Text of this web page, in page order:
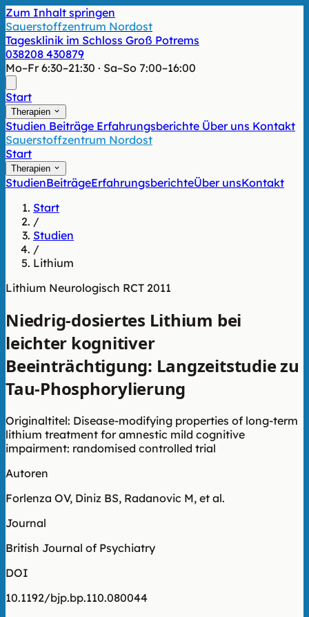
Zum Inhalt springen
Sauerstoffzentrum Nordost
Tagesklinik im Schloss Groß Potrems
038208 430879
Mo–Fr 6:30–21:30 · Sa–So 7:00–16:00
Start
Therapien
Studien Beiträge Erfahrungsberichte Über uns Kontakt
Sauerstoffzentrum Nordost
Start
Therapien
StudienBeiträgeErfahrungsberichteÜber unsKontakt
Start
/
Studien
/
Lithium
Lithium Neurologisch RCT 2011
Niedrig-dosiertes Lithium bei
leichter kognitiver
Beeinträchtigung: Langzeitstudie zu
Tau-Phosphorylierung
Originaltitel: Disease-modifying properties of long-term
lithium treatment for amnestic mild cognitive
impairment: randomised controlled trial
Autoren
Forlenza OV, Diniz BS, Radanovic M, et al.
Journal
British Journal of Psychiatry
DOI
10.1192/bjp.bp.110.080044